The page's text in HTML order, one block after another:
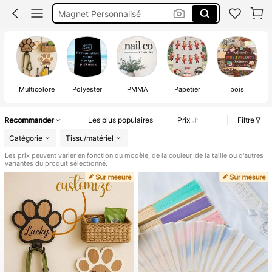
Drapeau Personnalisable
Drapeau Personnalisé
Multicolore Polyester PMMA Papetier bois
Recommander Les plus populaires Prix
Filtre
Catégorie
Tissu/matériel
Les prix peuvent varier en fonction du modèle, de la couleur, de la taille ou d'autres
variantes du produit sélectionné.